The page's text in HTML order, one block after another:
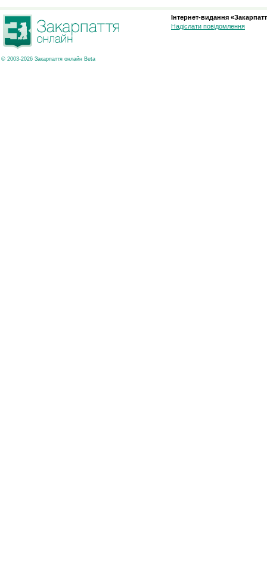
© 2003-2026 Закарпаття онлайн Beta
Інтернет-видання
Надіслати повідомлення